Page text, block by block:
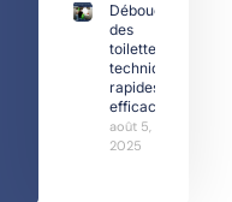
Déboucher
des
toilettes :
techniques
rapides et
efficaces
août 5,
2025